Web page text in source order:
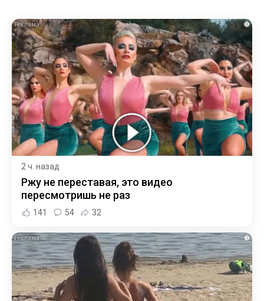
i
2 ч. назад
Ржу не переставая, это видео
пересмотришь не раз
141 54 32
i